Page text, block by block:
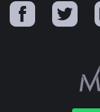
s
n